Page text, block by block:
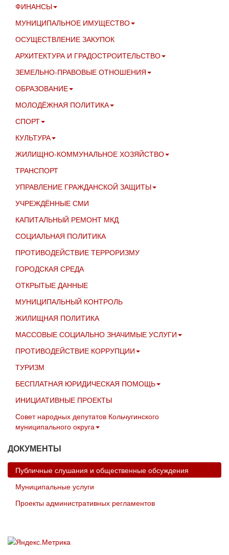
ФИНАНСЫ
МУНИЦИПАЛЬНОЕ ИМУЩЕСТВО
ОСУЩЕСТВЛЕНИЕ ЗАКУПОК
АРХИТЕКТУРА И ГРАДОСТРОИТЕЛЬСТВО
ЗЕМЕЛЬНО-ПРАВОВЫЕ ОТНОШЕНИЯ
ОБРАЗОВАНИЕ
МОЛОДЁЖНАЯ ПОЛИТИКА
СПОРТ
КУЛЬТУРА
ЖИЛИЩНО-КОММУНАЛЬНОЕ ХОЗЯЙСТВО
ТРАНСПОРТ
УПРАВЛЕНИЕ ГРАЖДАНСКОЙ ЗАЩИТЫ
УЧРЕЖДЁННЫЕ СМИ
КАПИТАЛЬНЫЙ РЕМОНТ МКД
СОЦИАЛЬНАЯ ПОЛИТИКА
ПРОТИВОДЕЙСТВИЕ ТЕРРОРИЗМУ
ГОРОДСКАЯ СРЕДА
ОТКРЫТЫЕ ДАННЫЕ
МУНИЦИПАЛЬНЫЙ КОНТРОЛЬ
ЖИЛИЩНАЯ ПОЛИТИКА
МАССОВЫЕ СОЦИАЛЬНО ЗНАЧИМЫЕ УСЛУГИ
ПРОТИВОДЕЙСТВИЕ КОРРУПЦИИ
ТУРИЗМ
БЕСПЛАТНАЯ ЮРИДИЧЕСКАЯ ПОМОЩЬ
ИНИЦИАТИВНЫЕ ПРОЕКТЫ
Совет народных депутатов Кольчугинского
муниципального округа
ДОКУМЕНТЫ
Публичные слушания и общественные обсуждения
Муниципальные услуги
Проекты административных регламентов